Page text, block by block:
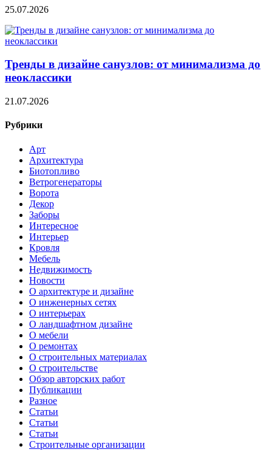
25.07.2026
Тренды в дизайне санузлов: от минимализма до
неоклассики
21.07.2026
Рубрики
Арт
Архитектура
Биотопливо
Ветрогенераторы
Ворота
Декор
Заборы
Интересное
Интерьер
Кровля
Мебель
Недвижимость
Новости
О архитектуре и дизайне
О инженерных сетях
О интерьерах
О ландшафтном дизайне
О мебели
О ремонтах
О строительных материалах
О строительстве
Обзор авторских работ
Публикации
Разное
Статьи
Статьи
Статьи
Строительные организации